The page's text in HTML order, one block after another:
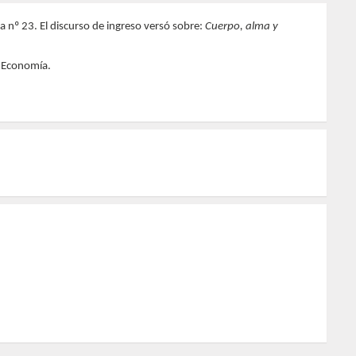
23. El discurso de ingreso versó sobre: Cuerpo, alma y